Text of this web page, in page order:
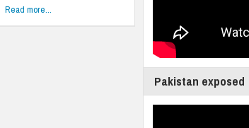
Read more...
Pakistan exposed